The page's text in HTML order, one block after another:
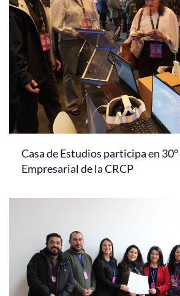
Casa de Estudios participa en
Empresarial de la CRCP